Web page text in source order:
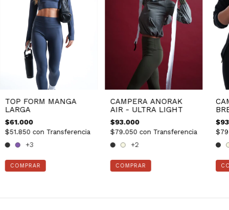
TOP FORM MANGA
LARGA
$61.000
$51.850 con Transferencia
+3
COMPRAR
CAMPERA ANORAK
AIR - ULTRA LIGHT
$93.000
$79.050 con Transferencia
+2
COMPRAR